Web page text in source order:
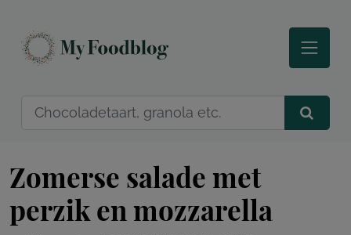
Zomerse salade met
perzik en mozzarella